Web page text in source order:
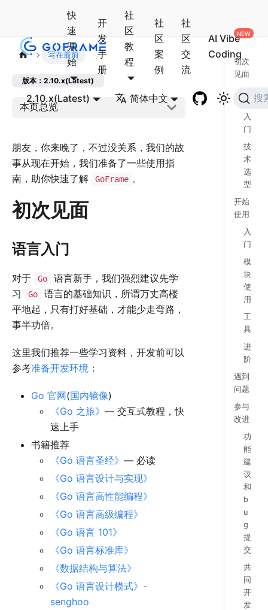
快
速
开
始
开
发
手
册
社
区
教
程
社
区
案
例
社
区
交
流
AI Vibe
Coding
2.10.x(Latest) 简体中文 搜
写在最前
版本：2.10.x(Latest)
本页总览
朋友，你来晚了，不过没关系，我们的故
事从现在开始，我们准备了一些使用指
南，助你快速了解
GoFrame 。
初次见面
语言入门
对于 Go
语言新手，我们强烈建议先学
习
Go
语言的基础知识，所谓万丈高楼
平地起，只有打好基础，才能少走弯路，
事半功倍。
这里我们推荐一些学习资料，开发前可以
参考准备开发环境 ：
Go 官网(国内镜像)
《Go 之旅》 — 交互式教程，快
速上手
书籍推荐
《Go 语言圣经》 — 必读
《Go 语言设计与实现》
《Go 语言高性能编程》
《Go 语言高级编程》
《Go 语言 101》
《Go 语言标准库》
《数据结构与算法》
《Go 语言设计模式》-
senghoo
初次
见面
语
言
入
门
技
术
选
型
开始
使用
入
门
模
块
使
用
工
具
进
阶
遇到
问题
参与
改进
功
能
建
议
和
b
u
g
提
交
共
同
开
发